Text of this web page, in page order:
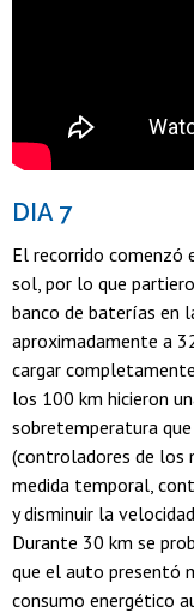
DIA 7
El recorrido comenzó
sol, por lo que
banco de baterías en
aproximadamente a
cargar
los 100 km hicieron
sobretemperatura
(controladores de los
medida temporal,
y disminuir la
Durante 30 km se
que el auto presentó
consumo energético